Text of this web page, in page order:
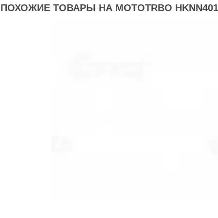
ПОХОЖИЕ ТОВАРЫ НА MOTOTRBO